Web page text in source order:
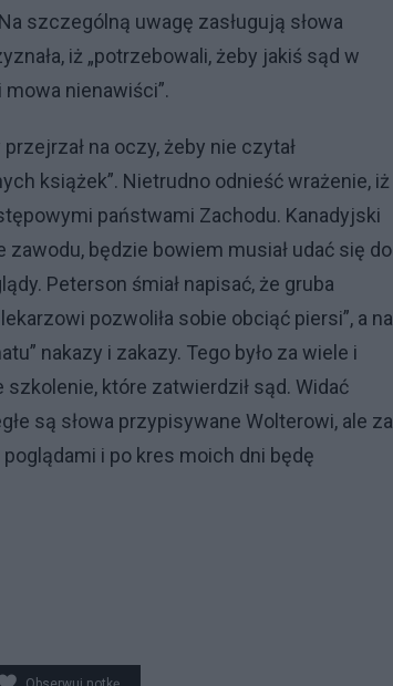
szczególną uwagę zasługują słowa
iż „potrzebowali, żeby jakiś sąd w
nienawiści”.
na oczy, żeby nie czytał
książek”. Nietrudno odnieść wrażenie, iż
państwami Zachodu. Kanadyjski
będzie bowiem musiał udać się do
Peterson śmiał napisać, że gruba
pozwoliła sobie obciąć piersi”, a na
nakazy i zakazy. Tego było za wiele i
które zatwierdził sąd. Widać
są słowa przypisywane Wolterowi, ale za
i po kres moich dni będę